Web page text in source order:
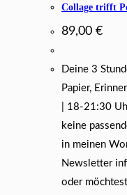
Collage trifft
89,00 €
Deine 3
Papier,
| 18-21:30
keine
in meinen
Newsletter
oder